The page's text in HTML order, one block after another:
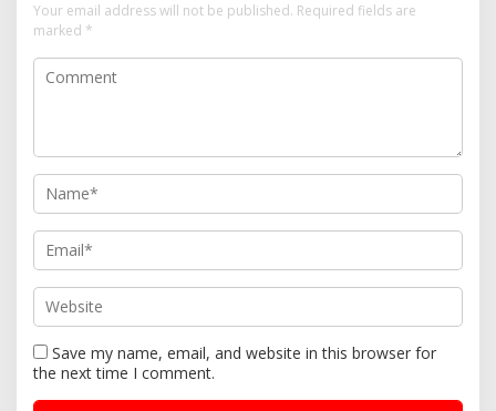
Your email address will not be published. Required fields are
marked *
Save my name, email, and website in this browser for
the next time I comment.